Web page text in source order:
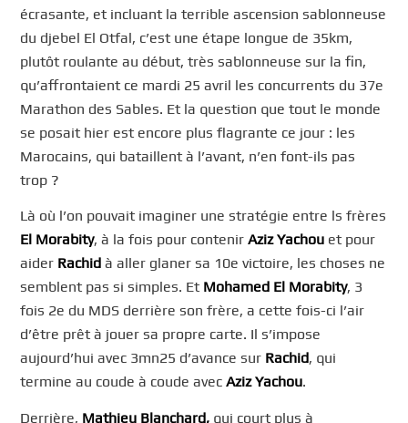
écrasante, et incluant la terrible ascension sablonneuse
du djebel El Otfal, c’est une étape longue de 35km,
plutôt roulante au début, très sablonneuse sur la fin,
qu’affrontaient ce mardi 25 avril les concurrents du 37e
Marathon des Sables. Et la question que tout le monde
se posait hier est encore plus flagrante ce jour : les
Marocains, qui bataillent à l’avant, n’en font-ils pas
trop ?
Là où l’on pouvait imaginer une stratégie entre ls frères
El Morabity, à la fois pour contenirAziz Yachou et pour
aider Rachid à aller glaner sa 10e victoire, les choses ne
semblent pas si simples. Et Mohamed El Morabity, 3
fois 2e du MDS derrière son frère, a cette fois-ci l’air
d’être prêt à jouer sa propre carte. Il s’impose
aujourd’hui avec 3mn25 d’avance sur Rachid, qui
termine au coude à coude avecAziz Yachou.
Derrière, Mathieu Blanchard, qui court plus à